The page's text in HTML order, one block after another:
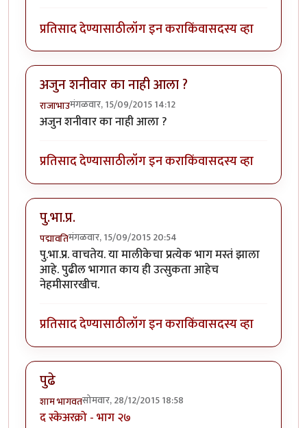
प्रतिसाद देण्यासाठीलॉग इन कराकिंवासदस्य व्हा
अजुन शनीवार का नाही आला ?
राजाभाउमंगळवार, 15/09/2015 14:12
अजुन शनीवार का नाही आला ?
प्रतिसाद देण्यासाठीलॉग इन कराकिंवासदस्य व्हा
पु.भा.प्र.
पद्मावतिमंगळवार, 15/09/2015 20:54
पु.भा.प्र. वाचतेय. या मालीकेचा प्रत्येक भाग मस्तं झाला
आहे. पुढील भागात काय ही उत्सुकता आहेच
नेहमीसारखीच.
प्रतिसाद देण्यासाठीलॉग इन कराकिंवासदस्य व्हा
पुढे
शाम भागवतसोमवार, 28/12/2015 18:58
द स्केअरक्रो - भाग ‍२७